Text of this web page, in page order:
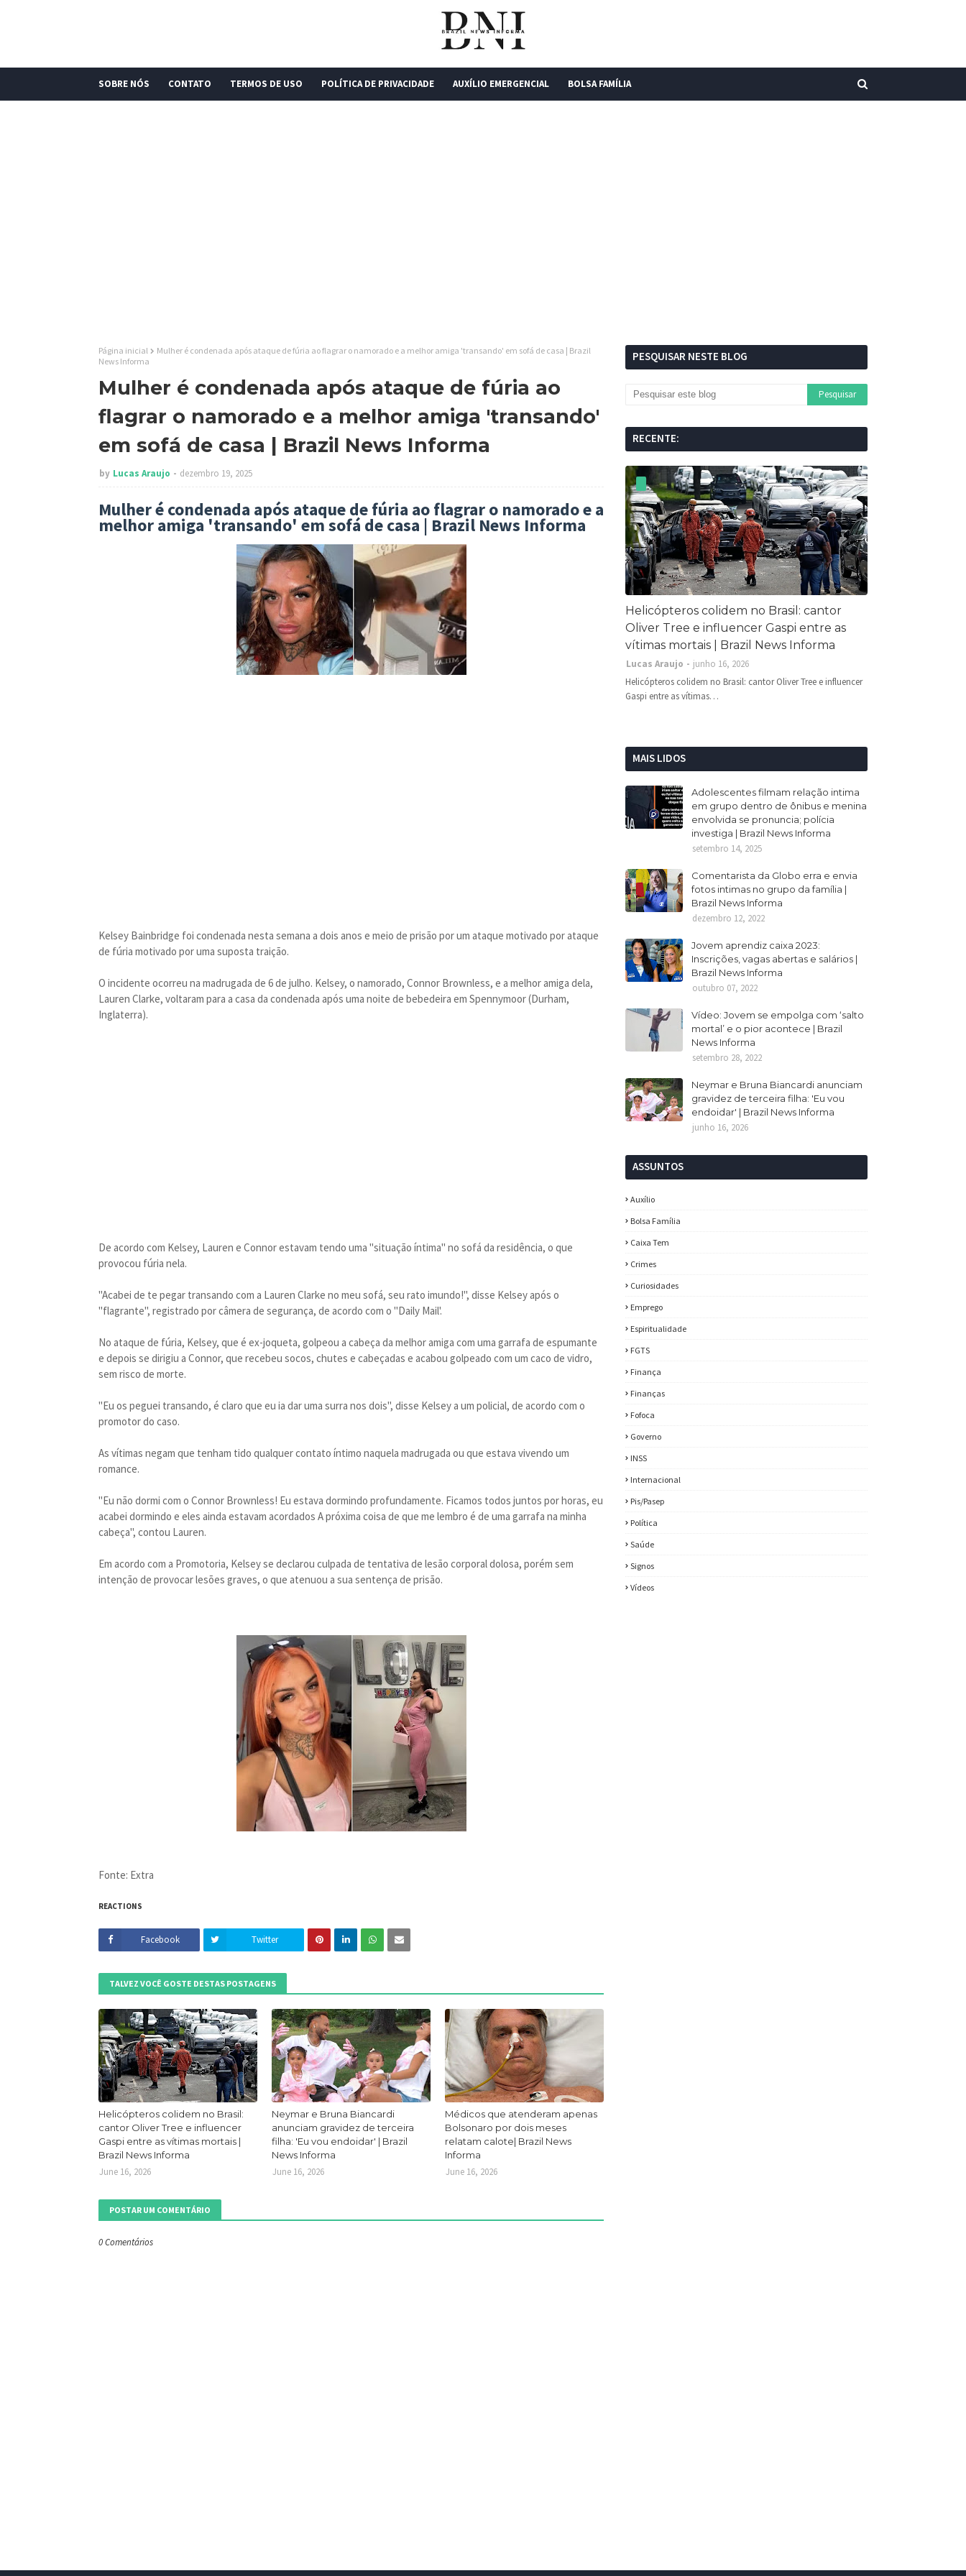
SOBRE NÓS CONTATO TERMOS DE USO POLÍTICA DE PRIVACIDADE AUXÍLIO EMERGENCIAL BOLSA FAMÍLIA
Página inicial
Mulher é condenada após ataque de fúria ao flagrar o namorado e a melhor amiga 'transando' em sofá de casa | Brazil
News Informa
Mulher é condenada após ataque de fúria ao
flagrar o namorado e a melhor amiga 'transando'
em sofá de casa | Brazil News Informa
by Lucas Araujo dezembro 19, 2025
Mulher é condenada após ataque de fúria ao flagrar o namorado e a
melhor amiga 'transando' em sofá de casa | Brazil News Informa
Kelsey Bainbridge foi condenada nesta semana a dois anos e meio de prisão por um ataque motivado por ataque
de fúria motivado por uma suposta traição.
O incidente ocorreu na madrugada de 6 de julho. Kelsey, o namorado, Connor Brownless, e a melhor amiga dela,
Lauren Clarke, voltaram para a casa da condenada após uma noite de bebedeira em Spennymoor (Durham,
Inglaterra).
De acordo com Kelsey, Lauren e Connor estavam tendo uma "situação íntima" no sofá da residência, o que
provocou fúria nela.
"Acabei de te pegar transando com a Lauren Clarke no meu sofá, seu rato imundo!", disse Kelsey após o
"flagrante", registrado por câmera de segurança, de acordo com o "Daily Mail'.
No ataque de fúria, Kelsey, que é ex-joqueta, golpeou a cabeça da melhor amiga com uma garrafa de espumante
e depois se dirigiu a Connor, que recebeu socos, chutes e cabeçadas e acabou golpeado com um caco de vidro,
sem risco de morte.
"Eu os peguei transando, é claro que eu ia dar uma surra nos dois", disse Kelsey a um policial, de acordo com o
promotor do caso.
As vítimas negam que tenham tido qualquer contato íntimo naquela madrugada ou que estava vivendo um
romance.
"Eu não dormi com o Connor Brownless! Eu estava dormindo profundamente. Ficamos todos juntos por horas, eu
acabei dormindo e eles ainda estavam acordados A próxima coisa de que me lembro é de uma garrafa na minha
cabeça", contou Lauren.
Em acordo com a Promotoria, Kelsey se declarou culpada de tentativa de lesão corporal dolosa, porém sem
intenção de provocar lesões graves, o que atenuou a sua sentença de prisão.
Fonte: Extra
REACTIONS
Facebook Twitter
TALVEZ VOCÊ GOSTE DESTAS POSTAGENS
Helicópteros colidem no Brasil:
cantor Oliver Tree e influencer
Gaspi entre as vítimas mortais |
Brazil News Informa
June 16, 2026
Neymar e Bruna Biancardi
anunciam gravidez de terceira
filha: 'Eu vou endoidar' | Brazil
News Informa
June 16, 2026
Médicos que atenderam apenas
Bolsonaro por dois meses
relatam calote| Brazil News
Informa
June 16, 2026
POSTAR UM COMENTÁRIO
0 Comentários
PESQUISAR NESTE BLOG
RECENTE:
Helicópteros colidem no Brasil: cantor
Oliver Tree e influencer Gaspi entre as
vítimas mortais | Brazil News Informa
Lucas Araujo
junho 16, 2026
Helicópteros colidem no Brasil: cantor Oliver Tree e influencer
Gaspi entre as vítimas…
MAIS LIDOS
Adolescentes filmam relação intima
em grupo dentro de ônibus e menina
envolvida se pronuncia; polícia
investiga | Brazil News Informa
setembro 14, 2025
Comentarista da Globo erra e envia
fotos intimas no grupo da família |
Brazil News Informa
dezembro 12, 2022
Jovem aprendiz caixa 2023:
Inscrições, vagas abertas e salários |
Brazil News Informa
outubro 07, 2022
Vídeo: Jovem se empolga com ‘salto
mortal’ e o pior acontece | Brazil
News Informa
setembro 28, 2022
Neymar e Bruna Biancardi anunciam
gravidez de terceira filha: 'Eu vou
endoidar' | Brazil News Informa
junho 16, 2026
ASSUNTOS
Auxílio
Bolsa Família
Caixa Tem
Crimes
Curiosidades
Emprego
Espiritualidade
FGTS
Finança
Finanças
Fofoca
Governo
INSS
Internacional
Pis/Pasep
Política
Saúde
Signos
Vídeos